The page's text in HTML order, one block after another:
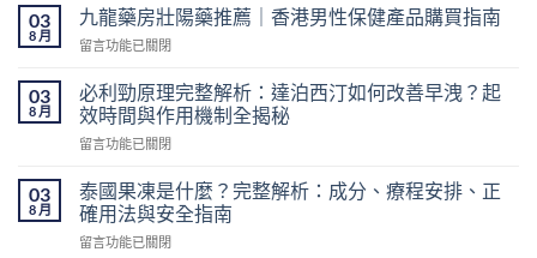
網
購
指
價
格、
50mg
錢、
醫
生
紙
用
處
方
的
壯
藥
港
怎
麼
03
8 月
九龍藥房壯陽藥推薦｜香港男性保健產品購買指南
在
龍
藥
房
壯
藥
推
薦
｜
留言功能已關閉
03
8 月
必利勁原理完整解析：達泊西汀如何改善早洩？起
效時間與作用機制全揭秘
在
利
勁
原
理
留言功能已關閉
03
8 月
泰國果凍是什麼？完整解析：成分、療程安排、正
確用法與安全指南
在
留言功能已關閉